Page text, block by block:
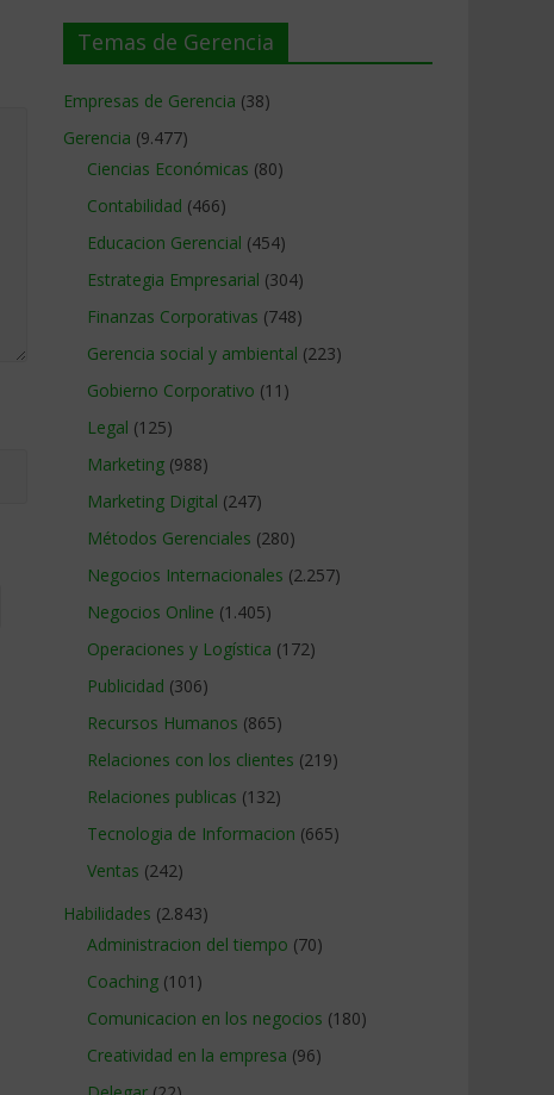
Temas de Gerencia
Empresas de Gerencia (38)
Gerencia (9.477)
Ciencias Económicas (80)
Contabilidad (466)
Educacion Gerencial (454)
Estrategia Empresarial (304)
Finanzas Corporativas (748)
Gerencia social y ambiental (223)
Gobierno Corporativo (11)
Legal (125)
Marketing (988)
Marketing Digital (247)
Métodos Gerenciales (280)
Negocios Internacionales (2.257)
Negocios Online (1.405)
Operaciones y Logística (172)
Publicidad (306)
Recursos Humanos (865)
Relaciones con los clientes (219)
Relaciones publicas (132)
Tecnologia de Informacion (665)
Ventas (242)
Habilidades (2.843)
Administracion del tiempo (70)
Coaching (101)
Comunicacion en los negocios (180)
Creatividad en la empresa (96)